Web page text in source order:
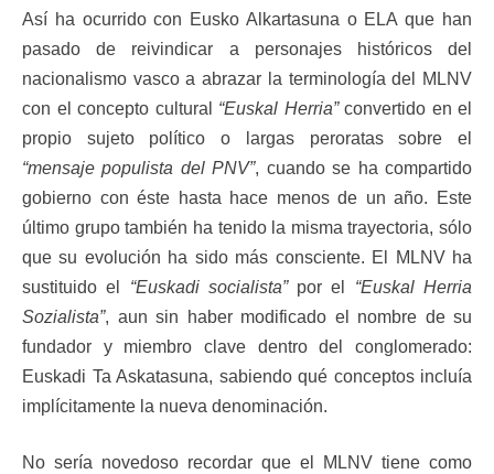
Así ha ocurrido con Eusko Alkartasuna o ELA que han
pasado de reivindicar a personajes históricos del
nacionalismo vasco a abrazar la terminología del MLNV
con el concepto cultural “Euskal Herria” convertido en el
propio sujeto político o largas peroratas sobre el
“mensaje populista del PNV”, cuando se ha compartido
gobierno con éste hasta hace menos de un año. Este
último grupo también ha tenido la misma trayectoria, sólo
que su evolución ha sido más consciente. El MLNV ha
sustituido el “Euskadi socialista”por el “Euskal Herria
Sozialista”, aun sin haber modificado el nombre de su
fundador y miembro clave dentro del conglomerado:
Euskadi Ta Askatasuna, sabiendo qué conceptos incluía
implícitamente la nueva denominación.
No sería novedoso recordar que el MLNV tiene como